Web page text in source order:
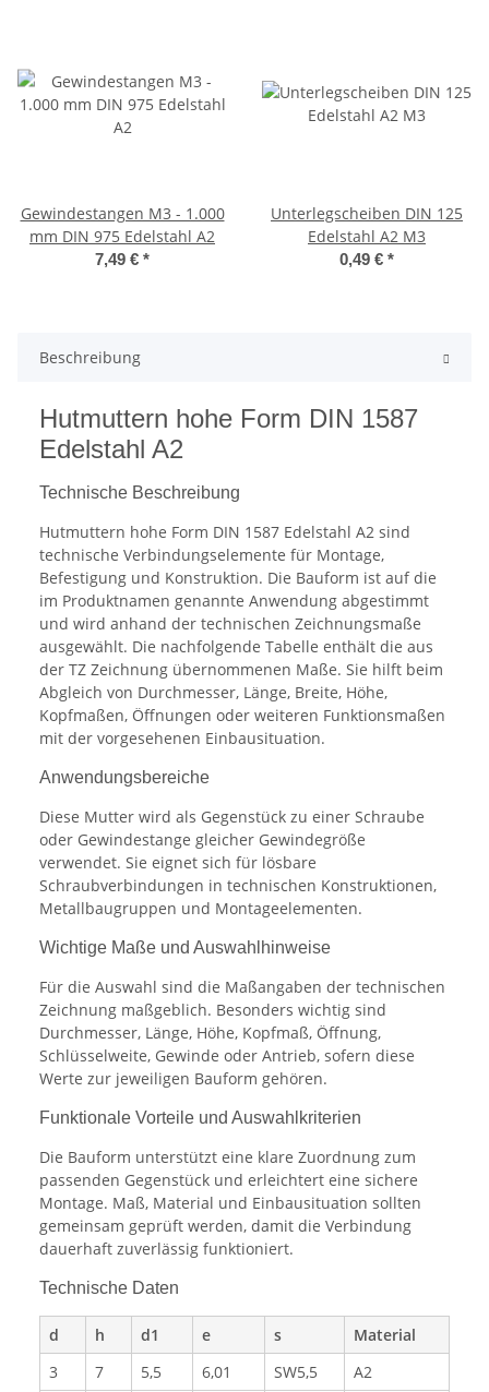
Gewindestangen M3 - 1.000
mm DIN 975 Edelstahl A2
7,49 € *
Unterlegscheiben DIN 125
Edelstahl A2 M3
0,49 € *
Beschreibung
Hutmuttern hohe Form DIN 1587
Edelstahl A2
Technische Beschreibung
Hutmuttern hohe Form DIN 1587 Edelstahl A2 sind
technische Verbindungselemente für Montage,
Befestigung und Konstruktion. Die Bauform ist auf die
im Produktnamen genannte Anwendung abgestimmt
und wird anhand der technischen Zeichnungsmaße
ausgewählt. Die nachfolgende Tabelle enthält die aus
der TZ Zeichnung übernommenen Maße. Sie hilft beim
Abgleich von Durchmesser, Länge, Breite, Höhe,
Kopfmaßen, Öffnungen oder weiteren Funktionsmaßen
mit der vorgesehenen Einbausituation.
Anwendungsbereiche
Diese Mutter wird als Gegenstück zu einer Schraube
oder Gewindestange gleicher Gewindegröße
verwendet. Sie eignet sich für lösbare
Schraubverbindungen in technischen Konstruktionen,
Metallbaugruppen und Montageelementen.
Wichtige Maße und Auswahlhinweise
Für die Auswahl sind die Maßangaben der technischen
Zeichnung maßgeblich. Besonders wichtig sind
Durchmesser, Länge, Höhe, Kopfmaß, Öffnung,
Schlüsselweite, Gewinde oder Antrieb, sofern diese
Werte zur jeweiligen Bauform gehören.
Funktionale Vorteile und Auswahlkriterien
Die Bauform unterstützt eine klare Zuordnung zum
passenden Gegenstück und erleichtert eine sichere
Montage. Maß, Material und Einbausituation sollten
gemeinsam geprüft werden, damit die Verbindung
dauerhaft zuverlässig funktioniert.
Technische Daten
d h d1 e s
Material
3
7 5,5 6,01 SW5,5 A2